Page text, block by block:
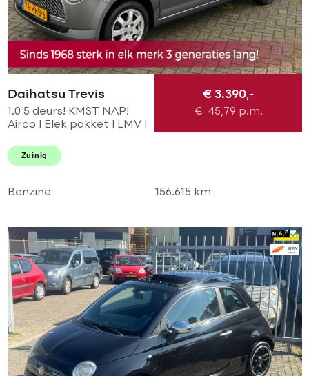
Daihatsu Trevis
1.0 5 deurs! KMST NAP!
Airco l Elek pakket l LMV l
TOPSTAAT l 2 SLEUTELS l
GOED ODNERHOUDEN!
€ 3.390,-
€ 45,79 p.m.
Zuinig
Benzine 156.615 km